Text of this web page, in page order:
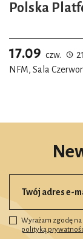
Polska
17.09 czw.
NFM, Sala
Wyrażam zgodę
polityką